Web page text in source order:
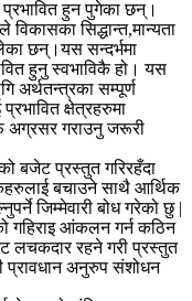
हुन पुगेका छन्।
विकासका सिद्धान्त,मान्यता
छन्।यस सन्दर्भमा
हुनु स्वभाविकै हो। यस
अर्थतन्त्रका सम्पूर्ण
क्षेत्रहरुमा
अग्रसर गराउनु जरूरी
बजेट प्रस्तुत गरिरहँदा
बचाउने साथै आर्थिक
जिम्मेवारी बोध गरेको छु |
आंकलन गर्न कठिन
लचकदार रहने गरी प्रस्तुत
प्रावधान अनुरुप संशोधन